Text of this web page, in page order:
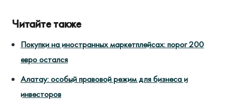
Читайте также
Покупки на иностранных маркетплейсах: порог 200
евро остался
Алатау: особый правовой режим для бизнеса и
инвесторов